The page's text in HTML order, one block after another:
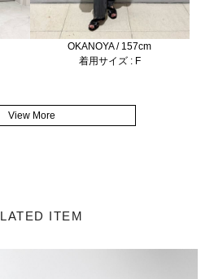
OKANOYA / 157cm
着用サイズ : F
View More
ITEM